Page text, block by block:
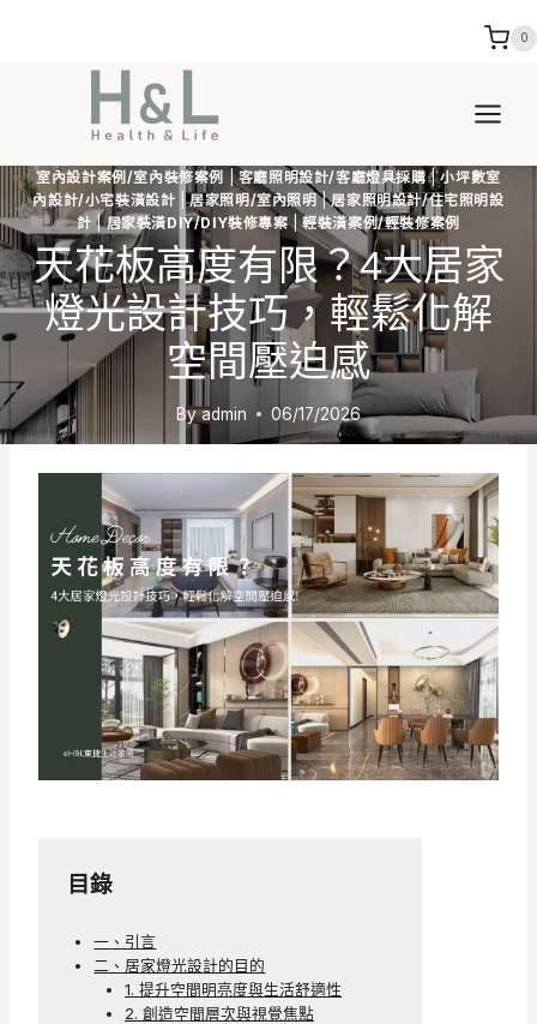
0
室內設計案例/室內裝修案例 |客廳照明設計/客廳燈具採購|小坪數室
內設計/小宅裝潢設計 |居家照明/室內照明|居家照明設計/住宅照明設
計 |居家裝潢DIY/DIY裝修專案|輕裝潢案例/輕裝修案例
天花板高度有限？4大居家
燈光設計技巧，輕鬆化解
空間壓迫感
Byadmin 06/17/2026
目錄
一、引言
二、居家燈光設計的目的
1. 提升空間明亮度與生活舒適性
2. 創造空間層次與視覺焦點